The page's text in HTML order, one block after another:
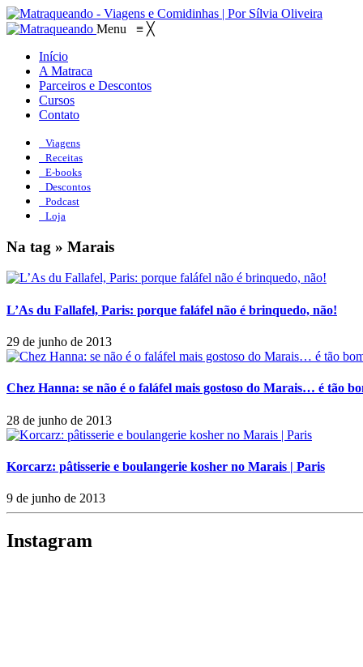
Menu ≡ ╳
Início
A Matraca
Parceiros e Descontos
Cursos
Contato
Viagens
Receitas
E-books
Descontos
Podcast
Loja
Na tag » Marais
L’As du Fallafel, Paris: porque faláfel não é brinquedo, não!
29 de junho de 2013
Chez Hanna: se não é o faláfel mais gostoso do Marais… é tão
28 de junho de 2013
Korcarz: pâtisserie e boulangerie kosher no Marais | Paris
9 de junho de 2013
Instagram